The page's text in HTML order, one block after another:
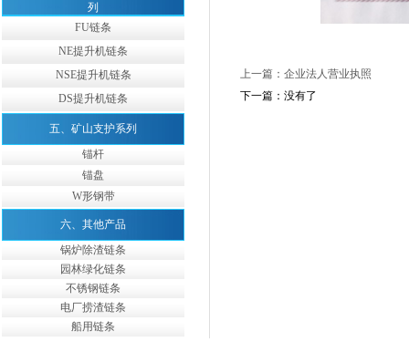
列
FU链条
NE提升机链条
NSE提升机链条
DS提升机链条
五、矿山支护系列
锚杆
锚盘
W形钢带
六、其他产品
锅炉除渣链条
园林绿化链条
不锈钢链条
电厂捞渣链条
船用链条
上一篇：企业法人营业执照
下一篇：没有了